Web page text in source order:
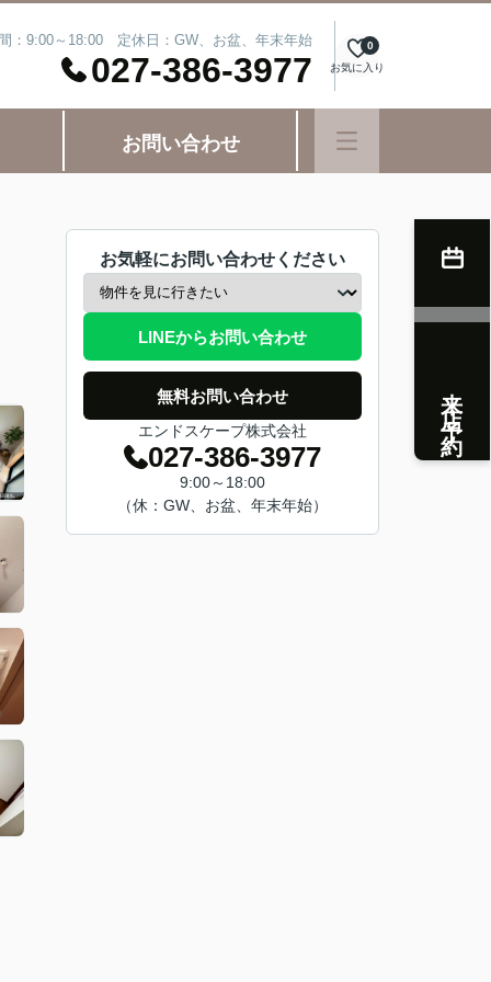
：9:00～18:00 定休日：GW、お盆、年末年始
027-386-3977 お気に入り
0
お問い合わせ
お気軽にお問い合わせください
LINEからお問い合わせ
無料お問い合わせ
エンドスケープ株式会社
027-386-3977
9:00～18:00
（休：GW、お盆、年末年始）
来店予約